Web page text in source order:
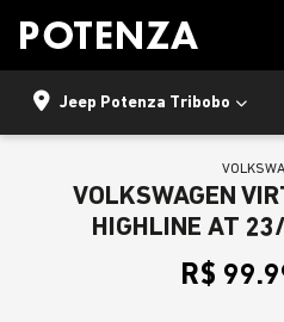
Jeep Potenza Tribobo
VOLKSWAGEN
HIGHLINE AT
R$